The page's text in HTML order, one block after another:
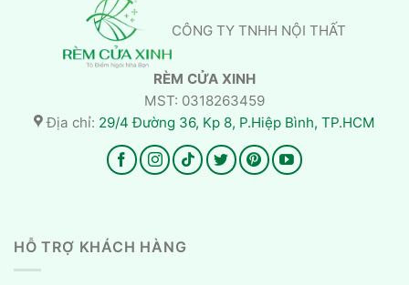
CÔNG TY TNHH NỘI THẤT
RÈM CỬA XINH
MST: 0318263459
Địa chỉ: 29/4 Đường 36, Kp 8, P.Hiệp Bình, TP.HCM
HỖ TRỢ KHÁCH HÀNG